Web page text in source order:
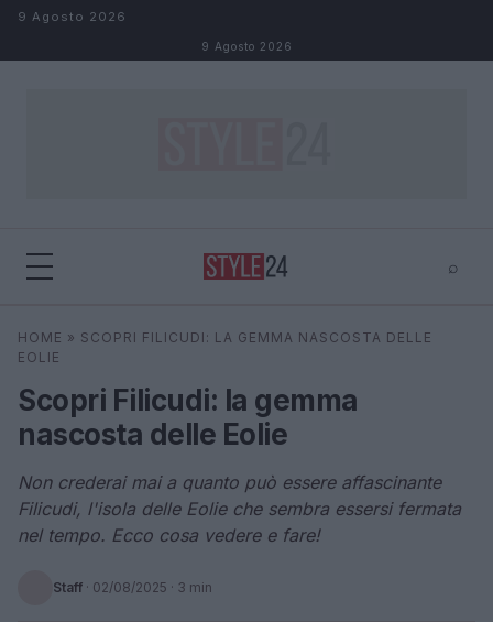
Salta al contenuto
9 Agosto 2026
9 Agosto 2026
⌕
Cerca ⌕
HOME » SCOPRI FILICUDI: LA GEMMA NASCOSTA DELLE
EOLIE
Scopri Filicudi: la gemma
nascosta delle Eolie
Non crederai mai a quanto può essere affascinante
Filicudi, l'isola delle Eolie che sembra essersi fermata
nel tempo. Ecco cosa vedere e fare!
Staff · 02/08/2025 · 3 min